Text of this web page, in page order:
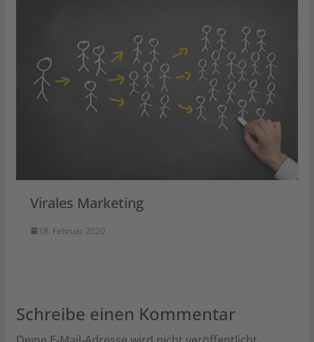
Virales Marketing
18. Februar 2020
Schreibe einen Kommentar